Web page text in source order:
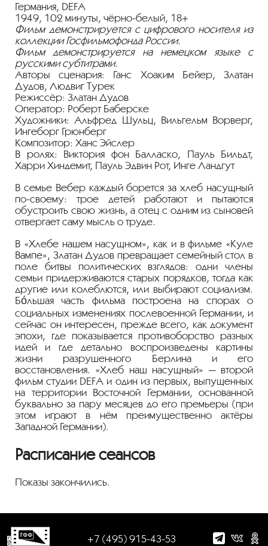
Германия, DEFA
1949, 102 минуты, чёрно-белый, 18+
Фильм демонстрируется с цифрового носителя из
коллекции Госфильмофонда России.
Фильм демонстрируется на немецком языке с
русскими субтитрами.
Авторы сценария: Ганс Хоаким Бейер, Златан
Дудов, Людвиг Турек
Режиссёр: Златан Дудов
Оператор: Роберт Баберске
Художники: Альфред Шульц, Вильгельм Ворверг,
Ингеборг Грюнберг
Композитор: Ханс Эйслер
В ролях: Виктория фон Балласко, Пауль Бильдт,
Харри Хиндемит, Пауль Эдвин Рот, Инге Ландгут
В семье Вебер каждый борется за хлеб насущный
по-своему: трое детей работают и пытаются
обустроить свою жизнь, а отец с одним из сыновей
отвергает саму мысль о труде.
В «Хлебе нашем насущном», как и в фильме «Куле
Вампе», Златан Дудов превращает семейный стол в
поле битвы политических взглядов: одни члены
семьи придерживаются старых порядков, тогда как
другие или колеблются, или выбирают социализм.
Бóльшая часть фильма построена на спорах о
социальных изменениях послевоенной Германии, и
сейчас он интересен, прежде всего, как документ
эпохи, где показывается противоборство разных
идей и где детально воспроизведены картины
жизни разрушенного Берлина и его
восстановления. «Хлеб наш насущный» — второй
фильм студии DEFA и один из первых, выпущенных
на территории Восточной Германии, основанной
буквально за пару месяцев до его премьеры (при
этом играют в нём преимущественно актёры
Западной Германии).
Расписание сеансов
Показы закончились.
+7 (495) 915-43-53